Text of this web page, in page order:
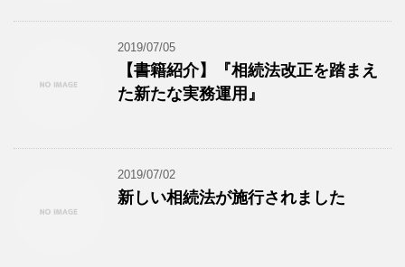
2019/07/05
【書籍紹介】『相続法改正を踏まえ
た新たな実務運用』
2019/07/02
新しい相続法が施行されました